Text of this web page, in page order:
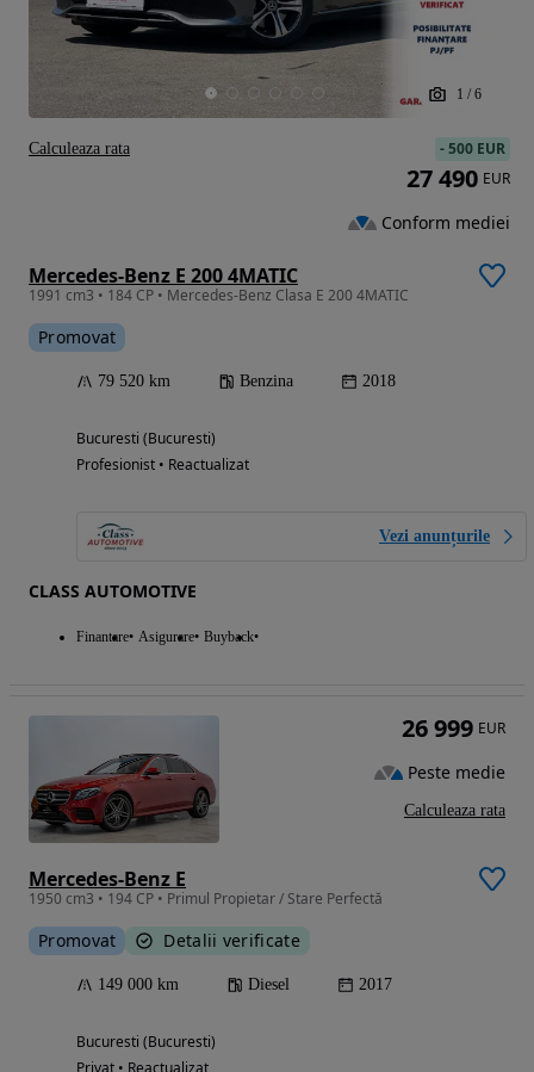
1 / 6
Mercedes-Benz E 200 4MATIC
1991 cm3 • 184 CP • Mercedes-Benz Clasa E 200 4MATIC
Promovat
79 520 km Benzina 2018
Bucuresti (Bucuresti)
Profesionist • Reactualizat
Vezi anunțurile
CLASS AUTOMOTIVE
Finantare Asigurare Buyback
-500 EUR
27 490 EUR
Conform mediei
Calculeaza rata
Mercedes-Benz E
1950 cm3 • 194 CP • Primul Propietar / Stare Perfectă
Promovat Detalii verificate
149 000 km Diesel 2017
Bucuresti (Bucuresti)
Privat • Reactualizat
26 999 EUR
Peste medie
Calculeaza rata